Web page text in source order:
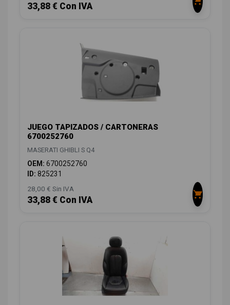
33,88 € Con IVA
JUEGO TAPIZADOS / CARTONERAS
6700252760
MASERATI GHIBLI S Q4
OEM: 6700252760
ID: 825231
28,00 € Sin IVA
33,88 € Con IVA